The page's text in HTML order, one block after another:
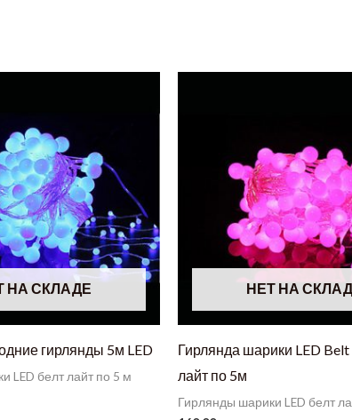
НА СКЛАДЕ
гирлянды 5м LED
LED белт лайт по 5 м
НЕТ НА
Гирлянда шарики LED
лайт по 5м
Гирлянды шарики LED белт